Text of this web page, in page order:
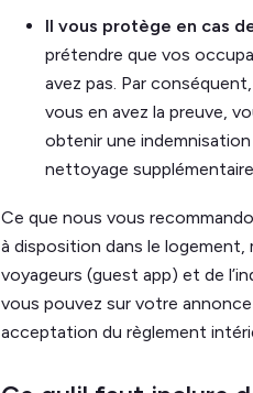
Il vous protège en cas
prétendre que vos
avez pas. Par
vous en avez la preuve,
obtenir une
nettoyage
Ce que nous vous
à disposition dans le logement,
voyageurs (guest app) et de
vous pouvez sur votre
acceptation du règlement